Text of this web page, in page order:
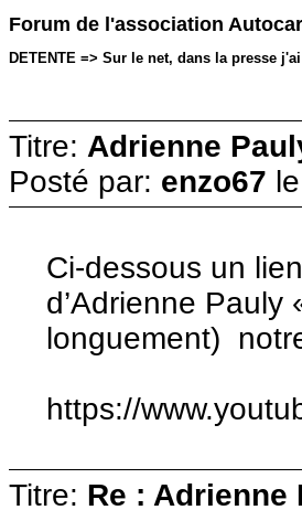
Forum de l'association
DETENTE => Sur le net, dans la presse
Titre: Adrienne
Posté par: enzo67 le
Ci-dessous un
d’Adrienne Pauly
longuement)
https://
Titre: Re : Adrienne